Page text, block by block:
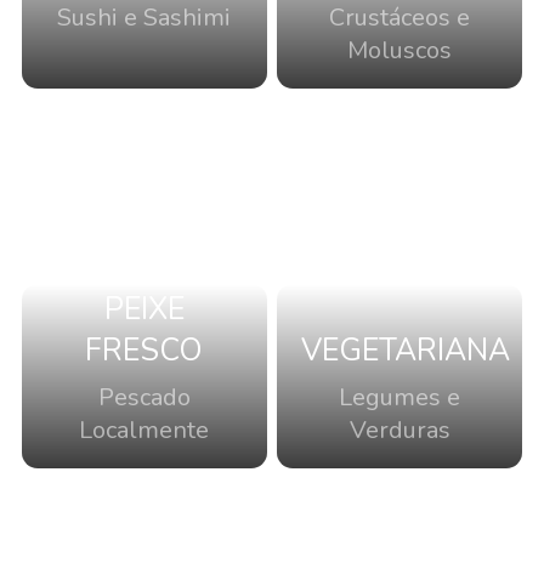
Sushi e Sashimi
Crustáceos e
Moluscos
PEIXE
FRESCO
Pescado
Localmente
VEGETARIANA
Legumes e
Verduras